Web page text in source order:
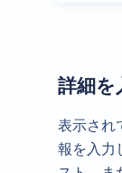
詳細を
表示され
報を入力